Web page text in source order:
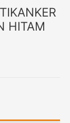
HITAM